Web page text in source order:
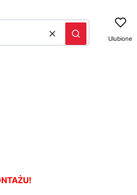
Wyczyść Szukaj Ulubione